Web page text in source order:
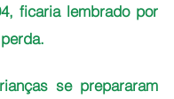
ficaria lembrado por
se prepararam